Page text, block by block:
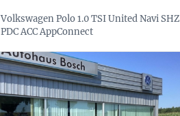
Volkswagen Polo 1.0 TSI United Navi SHZ
PDC ACC AppConnect